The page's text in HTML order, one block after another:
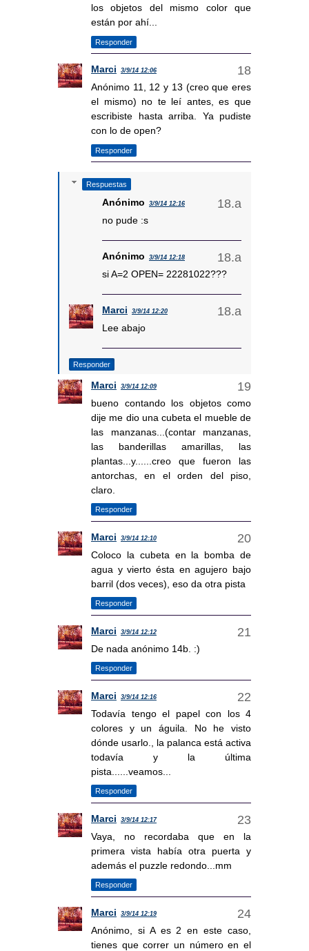
los objetos del mismo color que
están por ahí...
Responder
Marci 3/9/14 12:06
Anónimo 11, 12 y 13 (creo que eres
el mismo) no te leí antes, es que
escribiste hasta arriba. Ya pudiste
con lo de open?
Responder
Respuestas
Anónimo 3/9/14 12:16
no pude :s
Anónimo 3/9/14 12:18
si A=2 OPEN= 22281022???
Marci 3/9/14 12:20
Lee abajo
Responder
Marci 3/9/14 12:09
bueno contando los objetos como
dije me dio una cubeta el mueble de
las manzanas...(contar manzanas,
las banderillas amarillas, las
plantas...y......creo que fueron las
antorchas, en el orden del piso,
claro.
Responder
Marci 3/9/14 12:10
Coloco la cubeta en la bomba de
agua y vierto ésta en agujero bajo
barril (dos veces), eso da otra pista
Responder
Marci 3/9/14 12:12
De nada anónimo 14b. :)
Responder
Marci 3/9/14 12:16
Todavía tengo el papel con los 4
colores y un águila. No he visto
dónde usarlo., la palanca está activa
todavía y la última
pista......veamos...
Responder
Marci 3/9/14 12:17
Vaya, no recordaba que en la
primera vista había otra puerta y
además el puzzle redondo...mm
Responder
Marci 3/9/14 12:19
Anónimo, si A es 2 en este caso,
tienes que correr un número en el